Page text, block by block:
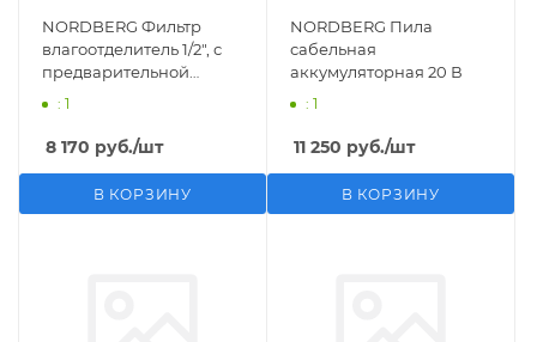
NORDBERG Фильтр
влагоотделитель 1/2", с
предварительной
фильтрацией
: 1
8 170 руб./шт
В КОРЗИНУ
NORDBERG Пила
сабельная
аккумуляторная 20 В
: 1
11 250 руб./шт
В КОРЗИНУ